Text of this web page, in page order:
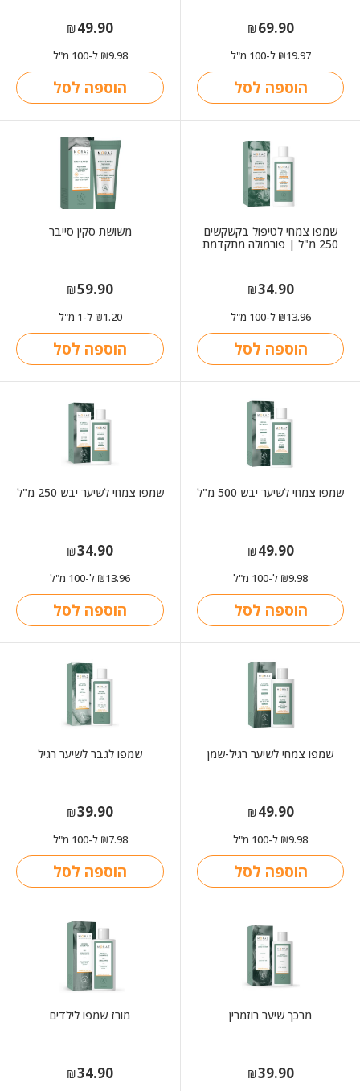
₪69.90
₪19.97 ל-100 מ"ל
הוספה לסל
₪49.90
₪9.98 ל-100 מ"ל
הוספה לסל
שמפו צמחי לטיפול בקשקשים
250 מ"ל | פורמולה מתקדמת
₪34.90
₪13.96 ל-100 מ"ל
הוספה לסל
משושת סקין סייבר
₪59.90
₪1.20 ל-1 מ"ל
הוספה לסל
שמפו צמחי לשיער יבש 500 מ"ל
₪49.90
₪9.98 ל-100 מ"ל
הוספה לסל
שמפו צמחי לשיער יבש 250 מ"ל
₪34.90
₪13.96 ל-100 מ"ל
הוספה לסל
שמפו צמחי לשיער רגיל-שמן
₪49.90
₪9.98 ל-100 מ"ל
הוספה לסל
שמפו לגבר לשיער רגיל
₪39.90
₪7.98 ל-100 מ"ל
הוספה לסל
מרכך שיער רוזמרין
₪39.90
מורז שמפו לילדים
₪34.90